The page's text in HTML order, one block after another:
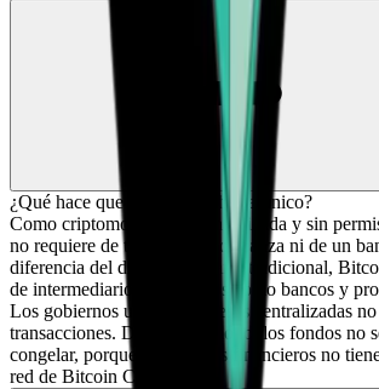
¿Qué hace que Bitcoin Cash sea único?
Como criptomoneda descentralizada y sin
no requiere de terceros de confianza ni de un
diferencia del dinero fiduciario tradicional,
de intermediarios monetarios como bancos y
Los gobiernos u otras empresas centralizadas
transacciones. Del mismo modo, los fondos no
congelar, porque los terceros financieros no
red de Bitcoin Cash.